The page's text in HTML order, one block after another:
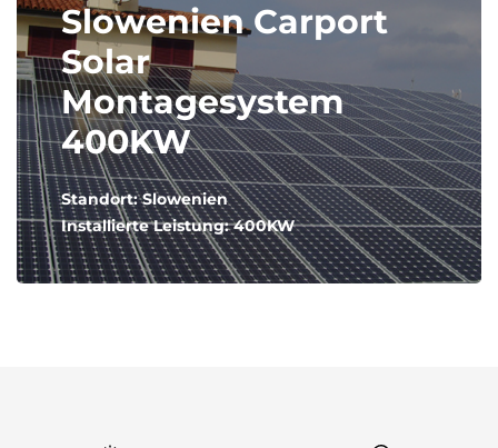
Slowenien Carport
Solar
Montagesystem
400KW
Standort: Slowenien
Installierte Leistung: 400KW